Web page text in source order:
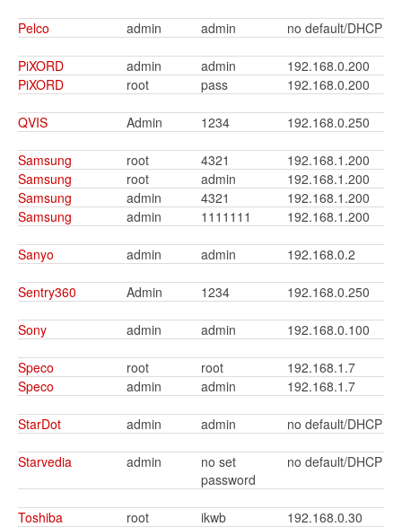
Pelco admin admin no default/DHCP
PiXORD admin admin
192.168.0.200
PiXORD
root pass 192.168.0.200
QVIS Admin 1234 192.168.0.250
Samsung root 4321
192.168.1.200
Samsung
root admin
192.168.1.200
Samsung
admin 4321
192.168.1.200
Samsung
admin 1111111 192.168.1.200
Sanyo admin admin 192.168.0.2
Sentry360 Admin 1234 192.168.0.250
Sony admin admin 192.168.0.100
Speco root root
192.168.1.7
Speco
admin admin 192.168.1.7
StarDot admin admin no default/DHCP
Starvedia admin
no set
password
no default/DHCP
Toshiba root ikwb 192.168.0.30